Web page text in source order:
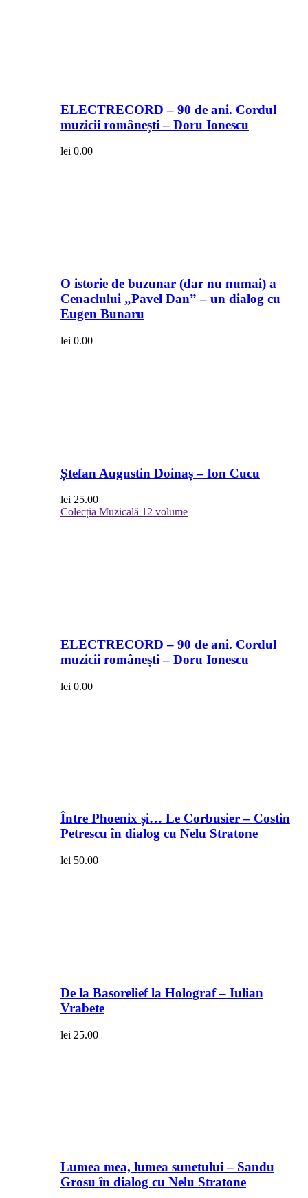
ELECTRECORD – 90 de ani. Cordul
muzicii românești – Doru Ionescu
lei 0.00
O istorie de buzunar (dar nu numai) a
Cenaclului „Pavel Dan” – un dialog cu
Eugen Bunaru
lei 0.00
Ștefan Augustin Doinaș – Ion Cucu
lei 25.00
Colecția Muzicală 12 volume
ELECTRECORD – 90 de ani. Cordul
muzicii românești – Doru Ionescu
lei 0.00
Între Phoenix și… Le Corbusier – Costin
Petrescu în dialog cu Nelu Stratone
lei 50.00
De la Basorelief la Holograf – Iulian
Vrabete
lei 25.00
Lumea mea, lumea sunetului – Sandu
Grosu în dialog cu Nelu Stratone